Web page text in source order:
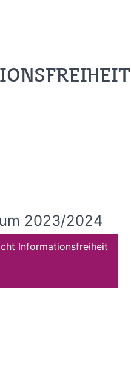
2023/2024
Informationsfreiheit